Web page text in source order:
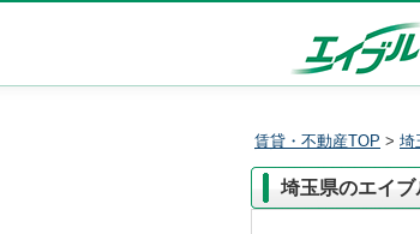
賃貸・不動産TOP > 埼
埼玉県のエイ